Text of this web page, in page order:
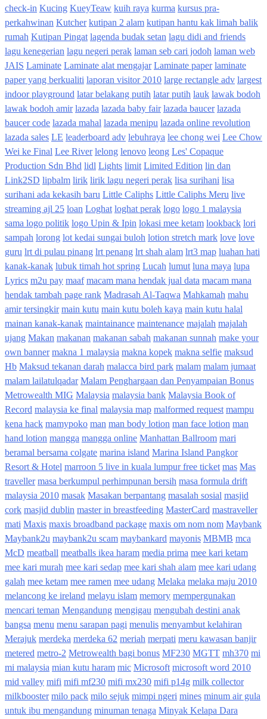
check-in Kucing KueyTeaw kuih raya kurma kursus pra-
perkahwinan Kutcher kutipan 2 alam kutipan hantu kak limah balik
rumah Kutipan Pingat lagenda budak setan lagu didi and friends
lagu kenegerian lagu negeri perak laman seb cari jodoh laman web
JAIS Laminate Laminate alat mengajar Laminate paper laminate
paper yang berkualiti laporan visitor 2010 large rectangle adv largest
indoor playground latar belakang putih latar putih lauk lawak bodoh
lawak bodoh amir lazada lazada baby fair lazada baucer lazada
baucer code lazada mahal lazada menipu lazada online revolution
lazada sales LE leaderboard adv lebuhraya lee chong wei Lee Chow
Wei ke Final Lee River lelong lenovo leong Les' Copaque
Production Sdn Bhd lidl Lights limit Limited Edition lin dan
Link2SD lipbalm lirik lirik lagu negeri perak lisa surihani lisa
surihani ada kekasih baru Little Caliphs Little Caliphs Meru live
streaming ajl 25 loan Loghat loghat perak logo logo 1 malaysia
sama logo politik logo Upin & Ipin lokasi mee ketam lookback lori
sampah lorong lot kedai sungai buloh lotion stretch mark love love
guru lrt di pulau pinang lrt penang lrt shah alam lrt3 map luahan hati
kanak-kanak lubuk timah hot spring Lucah lumut luna maya lupa
Lyrics m2u pay maaf macam mana hendak jual data macam mana
hendak tambah page rank Madrasah Al-Taqwa Mahkamah mahu
amir tersingkir main kutu main kutu boleh kaya main kutu halal
mainan kanak-kanak maintainance maintenance majalah majalah
ujang Makan makanan makanan sabah makanan sunnah make your
own banner makna 1 malaysia makna kopek makna selfie maksud
Hb Maksud tekanan darah malacca bird park malam malam jumaat
malam lailatulqadar Malam Penghargaan dan Penyampaian Bonus
Metrowealth MIG Malaysia malaysia bank Malaysia Book of
Record malaysia ke final malaysia map malformed request mampu
kena hack mamypoko man man body lotion man face lotion man
hand lotion mangga mangga online Manhattan Ballroom mari
beramal bersama colgate marina island Marina Island Pangkor
Resort & Hotel marroon 5 live in kuala lumpur free ticket mas Mas
traveller masa berkumpul perhimpunan bersih masa formula drift
malaysia 2010 masak Masakan berpantang masalah sosial masjid
cork masjid dublin master in breastfeeding MasterCard mastraveller
mati Maxis maxis broadband package maxis om nom nom Maybank
Maybank2u maybank2u scam maybankard mayonis MBMB mca
McD meatball meatballs ikea haram media prima mee kari ketam
mee kari murah mee kari sedap mee kari shah alam mee kari udang
galah mee ketam mee ramen mee udang Melaka melaka maju 2010
melancong ke ireland melayu islam memory mempergunakan
mencari teman Mengandung mengigau mengubah destini anak
bangsa menu menu sarapan pagi menulis menyambut kelahiran
Merajuk merdeka merdeka 62 meriah merpati meru kawasan banjir
metered metro-2 Metrowealth bagi bonus MF230 MGTT mh370 mi
mi malaysia mian kutu haram mic Microsoft microsoft word 2010
mid valley mifi mifi mf230 mifi mx230 mifi p14g milk collector
milkbooster milo pack milo sejuk mimpi ngeri mines minum air gula
untuk ibu mengandung minuman tenaga Minyak Kelapa Dara